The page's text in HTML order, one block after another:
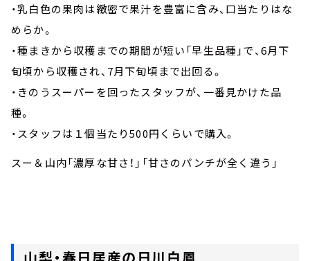
・乳白色の果肉は緻密で果汁を豊富に含み、口当たりはな
めらか。
・種まきから収穫までの期間が短い「早生品種」で、6月下
旬頃から収穫され、7月下旬頃まで出回る。
・きのうスーパーを回ったスタッフが、一番見かけた品
種。
・スタッフは１個当たり500円くらいで購入。
スー＆山内「濃厚な甘さ！」「甘さのパンチが全く違う」
山梨・春日居産の日川白鳳